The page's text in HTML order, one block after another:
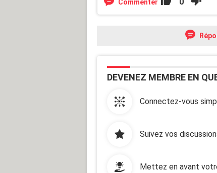
Commenter
DEVENEZ MEMBRE EN
Connectez-vous
Suivez vos
Mettez en avant